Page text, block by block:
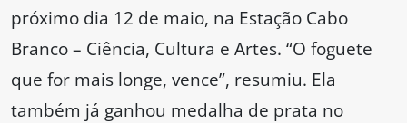
próximo dia 12 de maio, na Estação Cabo
Branco – Ciência, Cultura e Artes. “O foguete
que for mais longe, vence”, resumiu. Ela
também já ganhou medalha de prata no